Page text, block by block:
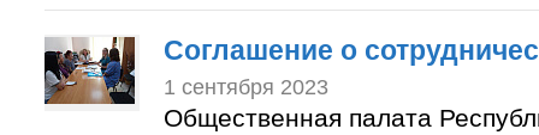
Соглашение о
1 сентября 2023
Общественная палата